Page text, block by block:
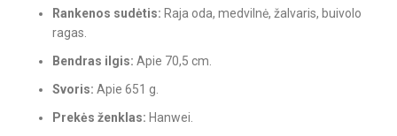
Rankenos sudėtis: Raja oda, medvilnė, žalvaris, buivolo
ragas.
Bendras ilgis: Apie 70,5 cm.
Svoris: Apie 651 g.
Prekės ženklas: Hanwei.